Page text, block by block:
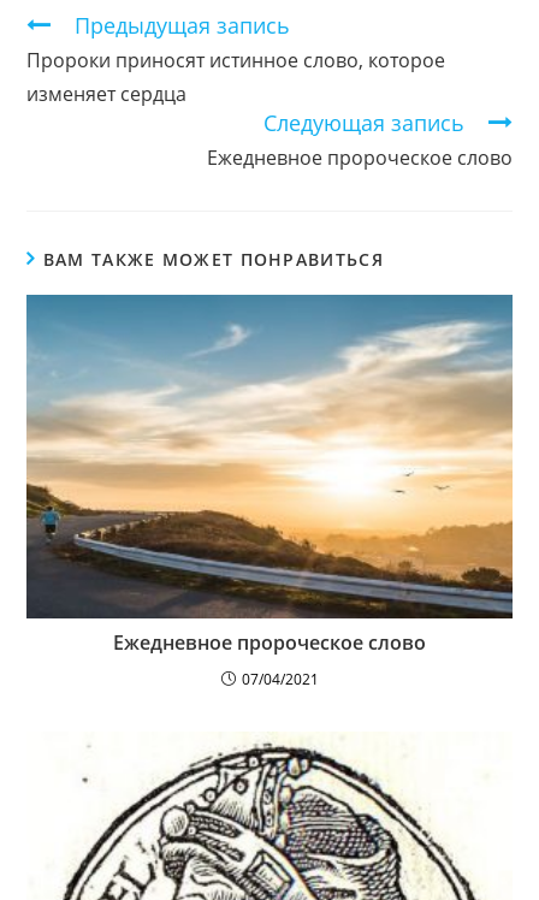
Продолжить
чтение
Предыдущая запись
Пророки приносят истинное слово, которое
изменяет сердца
Следующая запись
Ежедневное пророческое слово
ВАМ ТАКЖЕ МОЖЕТ ПОНРАВИТЬСЯ
Ежедневное пророческое слово
07/04/2021